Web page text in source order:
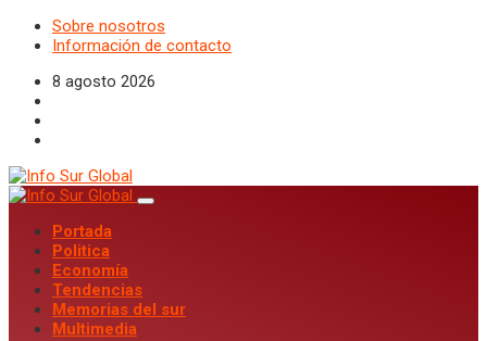
Sobre nosotros
Información de contacto
8 agosto 2026
Portada
Politica
Economía
Tendencias
Memorias del sur
Multimedia